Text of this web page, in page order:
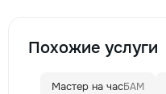
Похожие услуги
Мастер на часБАМ